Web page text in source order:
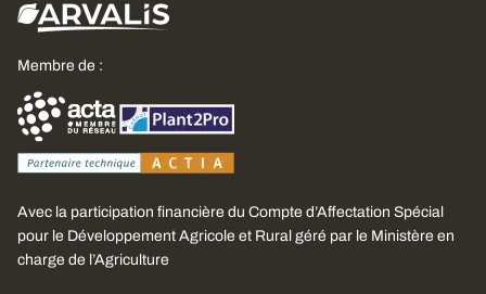
Membre de :
Avec la participation financière du Compte d’Affectation Spécial
pour le Développement Agricole et Rural géré par le Ministère en
charge de l’Agriculture